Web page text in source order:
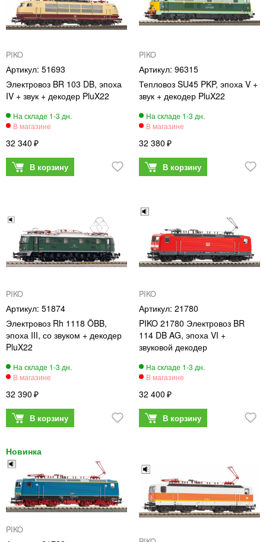
PIKO
51693
Электровоз BR 103 DB, эпоха
IV + звук + декодер PluX22
32 340
PIKO
96315
Тепловоз SU45 PKP, эпоха V +
звук + декодер PluX22
32 380
PIKO
51874
Электровоз Rh 1118 ÖBB,
эпоха III, со звуком + декодер
PluX22
32 390
PIKO
21780
PIKO 21780 Электровоз BR
114 DB AG, эпоха VI +
звуковой декодер
32 400
PIKO